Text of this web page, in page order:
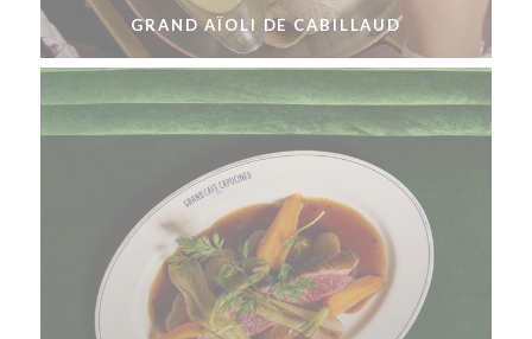
GRAND AÏOLI DE CABILLAUD